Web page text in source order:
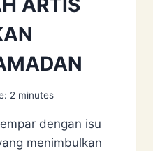
ARTIS
2 minutes
dengan isu
menimbulkan